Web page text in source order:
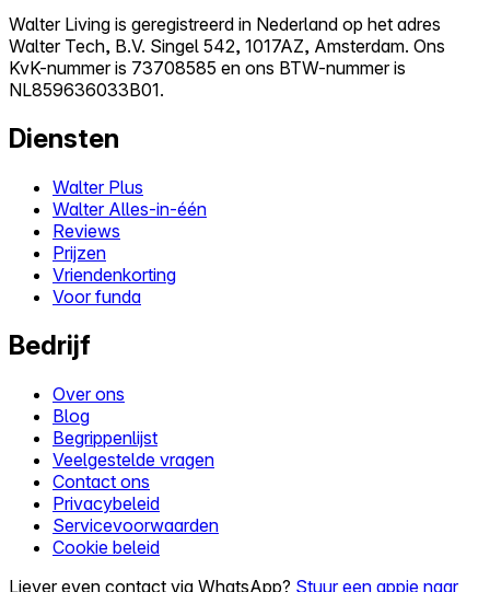
Walter Living is geregistreerd in Nederland op het adres
Walter Tech, B.V. Singel 542, 1017AZ, Amsterdam. Ons
KvK-nummer is 73708585 en ons BTW-nummer is
NL859636033B01.
Diensten
Walter Plus
Walter Alles-in-één
Reviews
Prijzen
Vriendenkorting
Voor funda
Bedrijf
Over ons
Blog
Begrippenlijst
Veelgestelde vragen
Contact ons
Privacybeleid
Servicevoorwaarden
Cookie beleid
Liever even contact via WhatsApp? Stuur een appje naar